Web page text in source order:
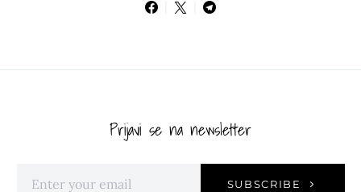
Prijavi se na newsletter
SUBSCRIBE